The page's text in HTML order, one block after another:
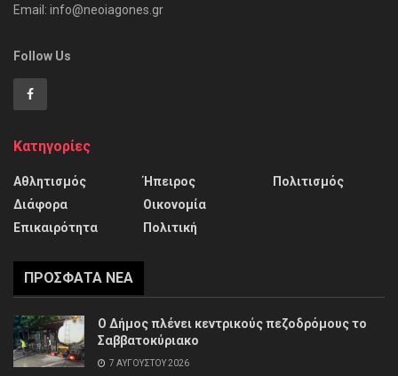
Email: info@neoiagones.gr
Follow Us
Κατηγορίες
Αθλητισμός
Διάφορα
Επικαιρότητα
Ήπειρος
Οικονομία
Πολιτική
Πολιτισμός
ΠΡΌΣΦΑΤΑ ΝΈΑ
Ο Δήμος πλένει κεντρικούς πεζοδρόμους το
Σαββατοκύριακο
7 ΑΥΓΟΎΣΤΟΥ 2026